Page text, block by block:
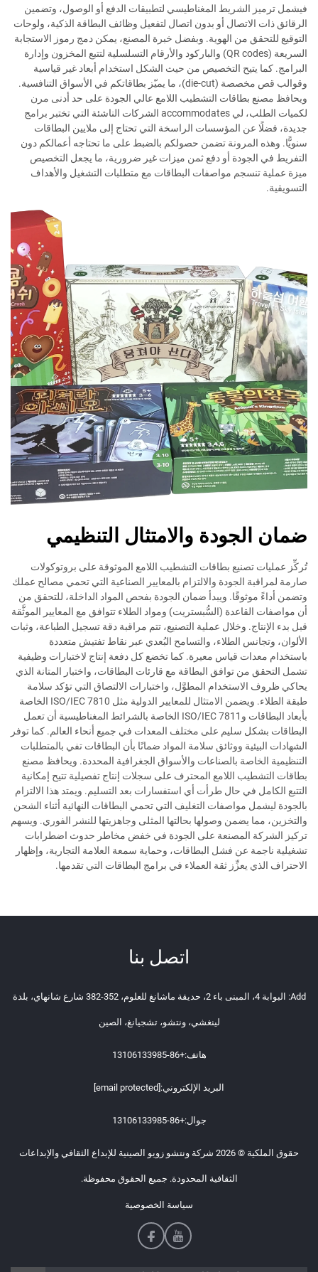
فيشمل ترميز الشريط المغناطيسي لتطبيقات الدفع أو الوصول، وتضمين
الرقائق ذات الاتصال أو بدون اتصال لتفعيل وظائف البطاقة الذكية، ولوحات
التوقيع للتحقق من الهوية. وبفضل خبرة المصنع، يمكن دمج رموز الاستجابة
السريعة (QR codes) والباركود والأرقام التسلسلية لتتبع المخزون وإدارة
البرامج. كما يتيح التخصيص من حيث الشكل استخدام أبعاد غير قياسية
وقوالب قص مخصصة (die-cut)، ما يميّز بطاقاتكم في الأسواق التنافسية.
ويحافظ مصنع بطاقات التشطيب اللامع عالي الجودة على حد أدنى مرن
لكميات الطلب، لي accommodates الشركات الناشئة التي تختبر برامج
جديدة، فضلًا عن المؤسسات الراسخة التي تحتاج إلى ملايين البطاقات
سنويًّا. وهذه المرونة تضمن حصولكم بالضبط على ما تحتاجه أعمالكم دون
التفريط في الجودة أو دفع ثمن ميزات غير ضرورية، ما يجعل التخصيص
ميزة عملية تنسجم مواصفات البطاقات مع متطلبات التشغيل والأهداف
التسويقية.
ضمان الجودة والامتثال التنظيمي
تُركِّز عمليات تصنيع بطاقات التشطيب اللامع الموثوقة على بروتوكولات
صارمة لمراقبة الجودة والالتزام بالمعايير الصناعية التي تحمي مصالح عملك
وتضمن أداءً موثوقًا. ويبدأ ضمان الجودة بفحص المواد الداخلة، للتحقق من
أن مواصفات القاعدة (السُّبستريت) ومواد الطلاء تتوافق مع المعايير الموثَّقة
قبل بدء الإنتاج. وخلال عملية التصنيع، تتم مراقبة دقة تسجيل الطباعة، وثبات
الألوان، وتجانس الطلاء، والتسامح البُعدي عبر نقاط تفتيش متعددة
باستخدام معدات قياس معيرة. كما تخضع كل دفعة إنتاج لاختبارات وظيفية
تشمل التحقق من توافق البطاقة مع قارئات البطاقات، واختبار المتانة الذي
يحاكي ظروف الاستخدام المطوَّل، واختبارات الالتصاق التي تؤكد سلامة
طبقة الطلاء. ويضمن الامتثال للمعايير الدولية مثل ISO/IEC 7810 الخاصة
بأبعاد البطاقات وISO/IEC 7811 الخاصة بالشرائط المغناطيسية أن تعمل
البطاقات بشكل سليم على مختلف المعدات في جميع أنحاء العالم. كما توفر
الشهادات البيئية ووثائق سلامة المواد ضمانًا بأن البطاقات تفي بالمتطلبات
التنظيمية الخاصة بالصناعات والأسواق الجغرافية المحددة. ويحافظ مصنع
بطاقات التشطيب اللامع المحترف على سجلات إنتاج تفصيلية تتيح إمكانية
التتبع الكامل في حال طرأت أي استفسارات بعد التسليم. ويمتد هذا الالتزام
بالجودة ليشمل مواصفات التغليف التي تحمي البطاقات النهائية أثناء الشحن
والتخزين، مما يضمن وصولها بحالتها المثلى وجاهزيتها للنشر الفوري. ويسهم
تركيز الشركة المصنعة على الجودة في خفض مخاطر حدوث اضطرابات
تشغيلية ناجمة عن فشل البطاقات، وحماية سمعة العلامة التجارية، وإظهار
الاحتراف الذي يعزِّز ثقة العملاء في برامج البطاقات التي تقدمها.
اتصل بنا
Add: البوابة 4، المبنى باء 2، حديقة ماشانغ للعلوم، 352-382 شارع شانهاي، بلدة
لينغشي، ونتشو، تشجيانغ، الصين
هاتف:+86-13106133985
البريد الإلكتروني:
جوال:+86-13106133985
حقوق الملكية © 2026 شركة ونتشو زويو الصينية للإبداع الثقافي والإبداعات
الثقافية المحدودة. جميع الحقوق محفوظة.
سياسة الخصوصية